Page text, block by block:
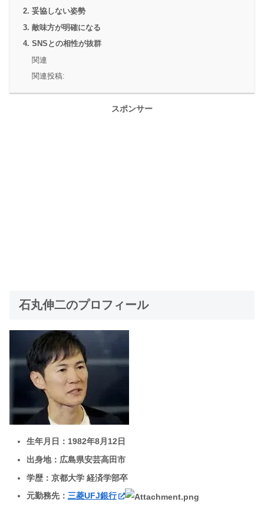
2. 妥協しない姿勢
3. 敵味方が明確になる
4. SNSとの相性が抜群
関連
関連投稿:
スポンサー
石丸伸二のプロフィール
生年月日：1982年8月12日
出身地：広島県安芸高田市
学歴：京都大学 経済学部卒
元勤務先： 三菱UFJ銀行